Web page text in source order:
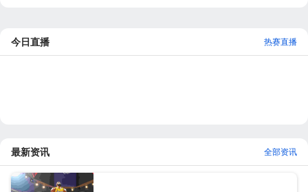
今日直播 热赛直播
最新资讯 全部资讯